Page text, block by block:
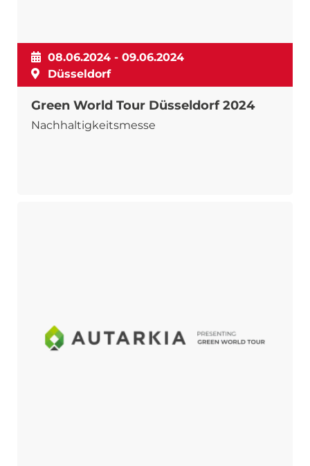
08.06.2024 - 09.06.2024
Düsseldorf
Green World Tour Düsseldorf 2024
Nachhaltigkeitsmesse